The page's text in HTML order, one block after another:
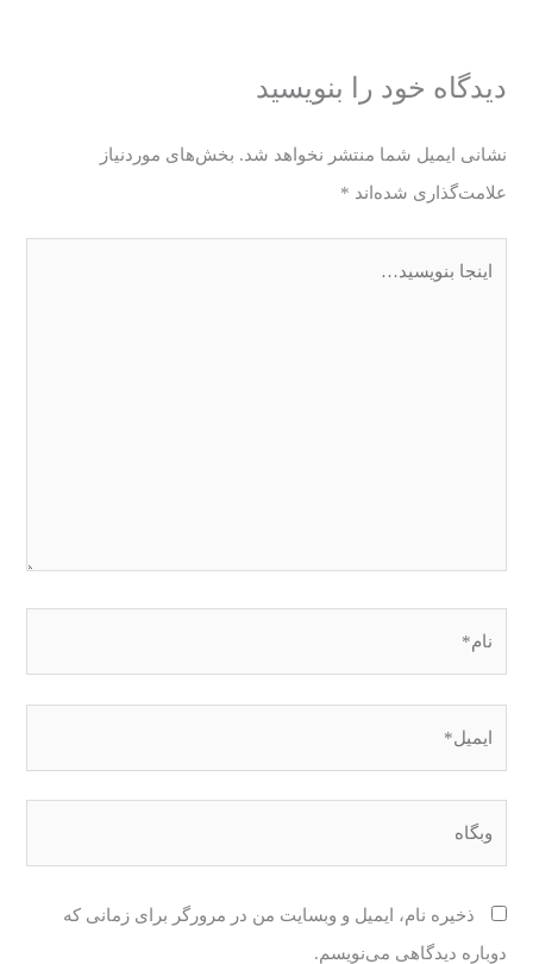
دیدگاه‌ خود را بنویسید
نشانی ایمیل شما منتشر نخواهد شد. بخش‌های موردنیاز
علامت‌گذاری شده‌اند *
ذخیره نام، ایمیل و وبسایت من در مرورگر برای زمانی که
دوباره دیدگاهی می‌نویسم.